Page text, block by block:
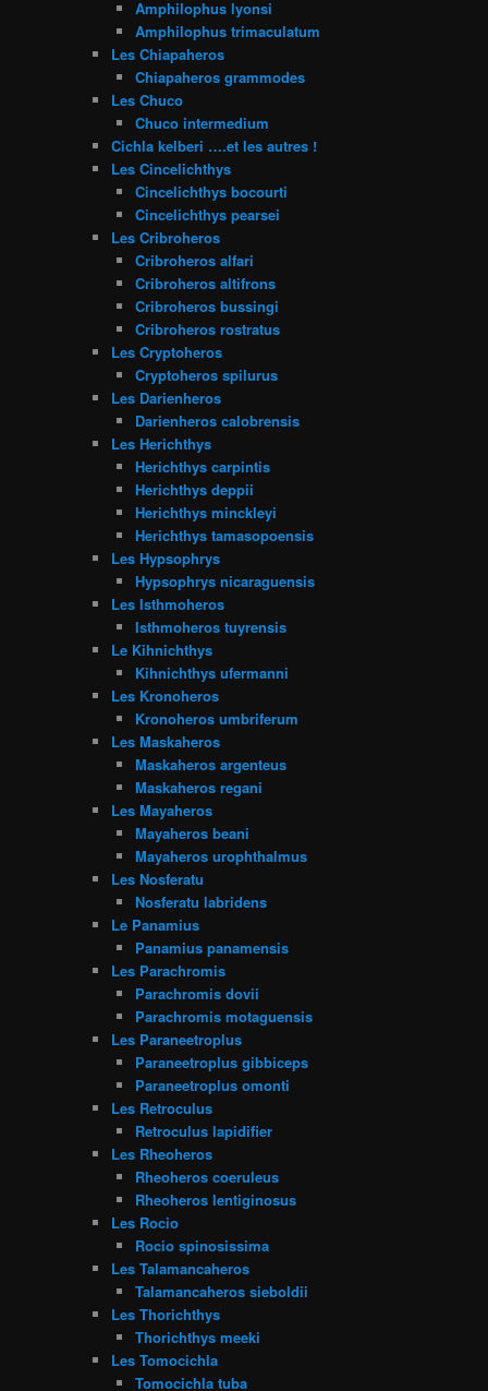
Amphilophus lyonsi
Amphilophus trimaculatum
Les Chiapaheros
Chiapaheros grammodes
Les Chuco
Chuco intermedium
Cichla kelberi ….et les autres !
Les Cincelichthys
Cincelichthys bocourti
Cincelichthys pearsei
Les Cribroheros
Cribroheros alfari
Cribroheros altifrons
Cribroheros bussingi
Cribroheros rostratus
Les Cryptoheros
Cryptoheros spilurus
Les Darienheros
Darienheros calobrensis
Les Herichthys
Herichthys carpintis
Herichthys deppii
Herichthys minckleyi
Herichthys tamasopoensis
Les Hypsophrys
Hypsophrys nicaraguensis
Les Isthmoheros
Isthmoheros tuyrensis
Le Kihnichthys
Kihnichthys ufermanni
Les Kronoheros
Kronoheros umbriferum
Les Maskaheros
Maskaheros argenteus
Maskaheros regani
Les Mayaheros
Mayaheros beani
Mayaheros urophthalmus
Les Nosferatu
Nosferatu labridens
Le Panamius
Panamius panamensis
Les Parachromis
Parachromis dovii
Parachromis motaguensis
Les Paraneetroplus
Paraneetroplus gibbiceps
Paraneetroplus omonti
Les Retroculus
Retroculus lapidifier
Les Rheoheros
Rheoheros coeruleus
Rheoheros lentiginosus
Les Rocio
Rocio spinosissima
Les Talamancaheros
Talamancaheros sieboldii
Les Thorichthys
Thorichthys meeki
Les Tomocichla
Tomocichla tuba